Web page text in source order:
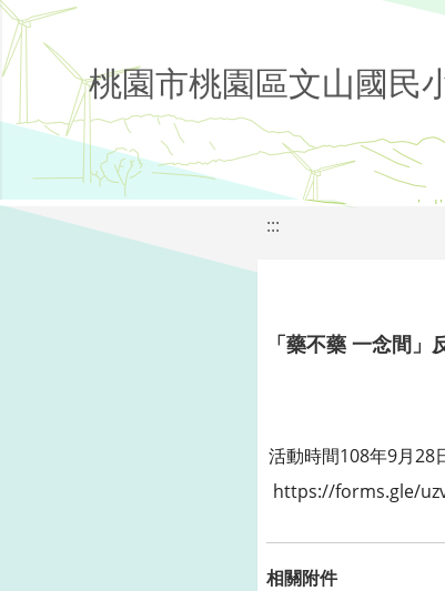
桃園市桃園區文山國民
:::
「藥不藥 一念間
活動時間108年9月28
https://forms.gle/
相關附件